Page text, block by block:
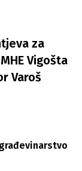
za
Vigošta
Varoš